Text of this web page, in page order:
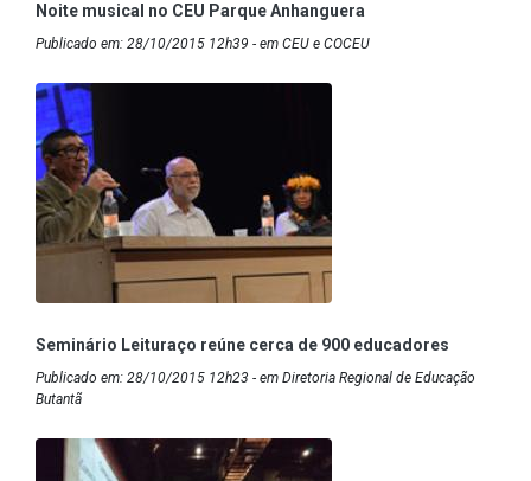
Noite musical no CEU Parque Anhanguera
Publicado em: 28/10/2015 12h39 - em CEU e COCEU
Seminário Leituraço reúne cerca de 900 educadores
Publicado em: 28/10/2015 12h23 - em Diretoria Regional de Educação
Butantã